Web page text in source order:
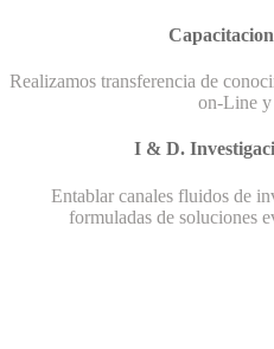
Realizamos transferencia de
on-Line y
I & D.
Entablar canales fluidos de
formuladas de soluciones